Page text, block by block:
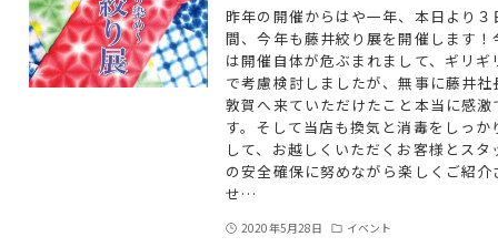
昨年の開催からはや一年、本日より３
間、今年も藤井絞り展を開催します！
は開催自体が危ぶまれまして、ギリギ
で考慮検討しましたが、無事に藤井社
敦賀へ来ていただけたこと本当に感激
す。そして当店も換気と消毒をしっか
して、お越しくいただくお客様とスタ
の安全確保に努めながら楽しくご紹介
せ…
2020年5月28日 イベント